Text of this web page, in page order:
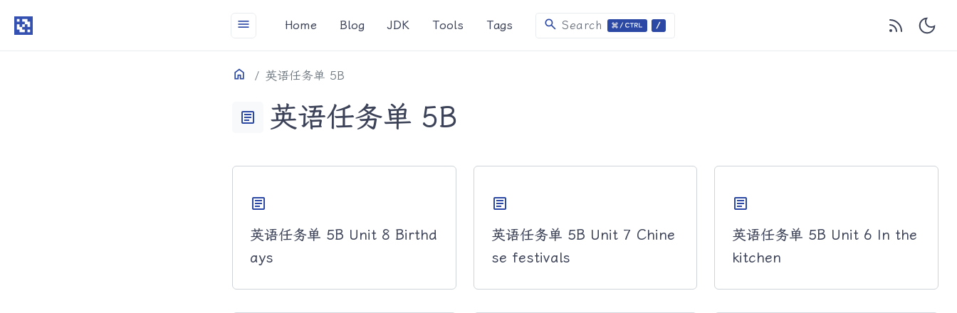
menu Home Blog JDK Tools Tags search Search
Home 英语任务单 5B
目录
article 英语任务单 5B
article
英语任务单 5B Unit 8 Birthd
ays
article
英语任务单 5B Unit 7 Chine
se festivals
article
英语任务单 5B Unit 6 In the
kitchen